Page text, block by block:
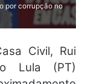
por corrupção no
Civil, Rui
Lula (PT)